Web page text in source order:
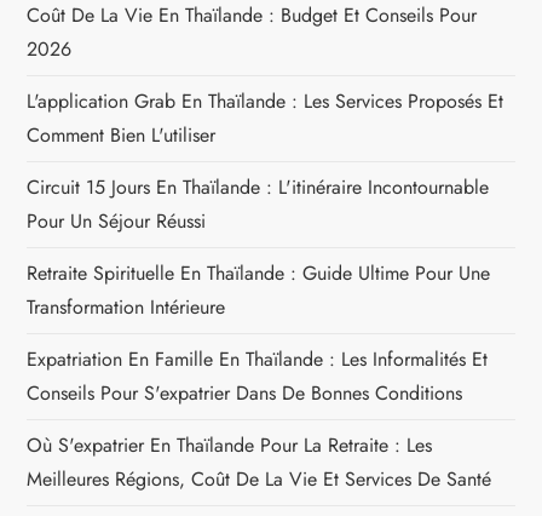
Coût De La Vie En Thaïlande : Budget Et Conseils Pour
2026
L'application Grab En Thaïlande : Les Services Proposés Et
Comment Bien L'utiliser
Circuit 15 Jours En Thaïlande : L'itinéraire Incontournable
Pour Un Séjour Réussi
Retraite Spirituelle En Thaïlande : Guide Ultime Pour Une
Transformation Intérieure
Expatriation En Famille En Thaïlande : Les Informalités Et
Conseils Pour S'expatrier Dans De Bonnes Conditions
Où S'expatrier En Thaïlande Pour La Retraite : Les
Meilleures Régions, Coût De La Vie Et Services De Santé